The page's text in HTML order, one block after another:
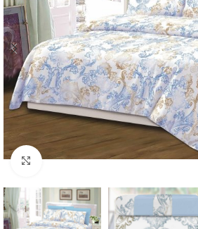
Κλικ για μεγέθυνση